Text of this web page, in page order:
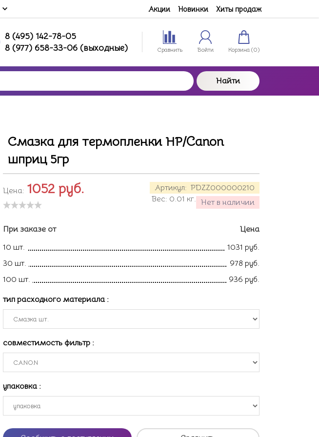
Акции Новинки Хиты продаж
8 (495) 142-78-05
8 (977) 658-33-06 (выходные)
Сравнить Войти Корзина (0)
Найти
Смазка для термопленки HP/Canon
шприц 5гр
Артикул: PDZZ000000210
Нет в наличии
Вес: 0.01 кг.
Цена: 1052 руб.
При заказе от
Цена
10 шт.
1031 руб.
30 шт.
978 руб.
100 шт.
936 руб.
тип расходного материала :
совместимость фильтр :
упаковка :